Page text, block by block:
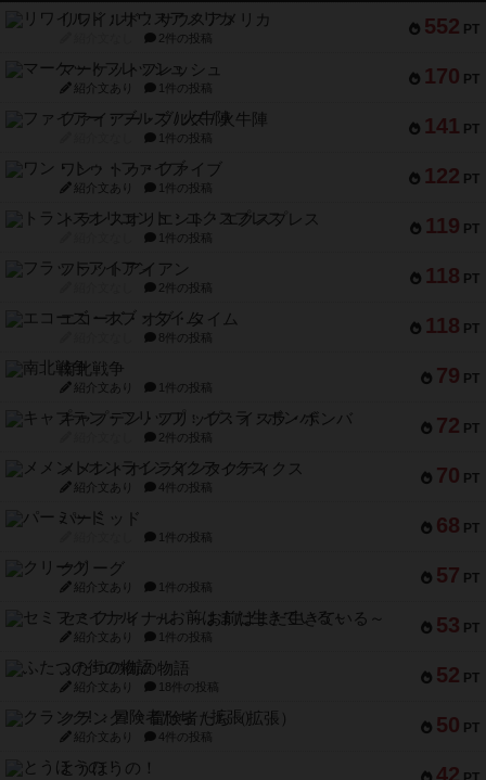
552 PT
リワイルド：サウスアメリカ
2件の投稿
170 PT
マーケットフレッシュ
紹介文あり 1件の投稿
141 PT
ファイアー・ブルズ / 火牛陣
1件の投稿
122 PT
ワン・トゥ・ファイブ
紹介文あり 1件の投稿
119 PT
トランスオリエント・エクスプレス
1件の投稿
118 PT
フラットアイアン
2件の投稿
118 PT
エコーズ・オブ・タイム
8件の投稿
79 PT
南北戦争
紹介文あり 1件の投稿
72 PT
キャプテン・フリップ：イスラ・ボンバ
2件の投稿
70 PT
メメントオンラインタクティクス
紹介文あり 4件の投稿
68 PT
パーミッド
1件の投稿
57 PT
クリーグ
紹介文あり 1件の投稿
53 PT
セミファイナル ～お前はまだ生きている～
紹介文あり 1件の投稿
52 PT
ふたつの街の物語
紹介文あり 18件の投稿
50 PT
クランク! ：冒険者たち（拡張）
紹介文あり 4件の投稿
42
とうほうの！